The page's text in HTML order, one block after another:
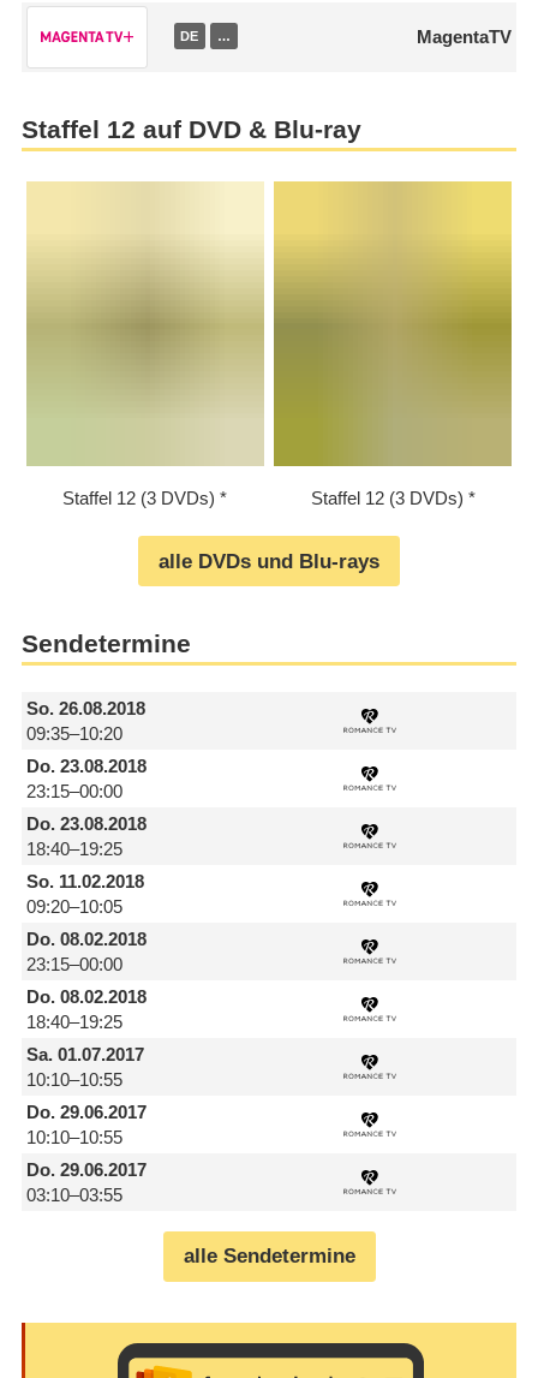
DE … MagentaTV
Staffel 12 auf DVD & Blu-ray
Staffel 12 (3 DVDs) Staffel 12 (3 DVDs)
alle DVDs und Blu-rays
Sendetermine
So.26.08.2018
09:35–10:20
Do.23.08.2018
23:15–00:00
Do.23.08.2018
18:40–19:25
So.11.02.2018
09:20–10:05
Do.08.02.2018
23:15–00:00
Do.08.02.2018
18:40–19:25
Sa.01.07.2017
10:10–10:55
Do.29.06.2017
10:10–10:55
Do.29.06.2017
03:10–03:55
alle Sendetermine